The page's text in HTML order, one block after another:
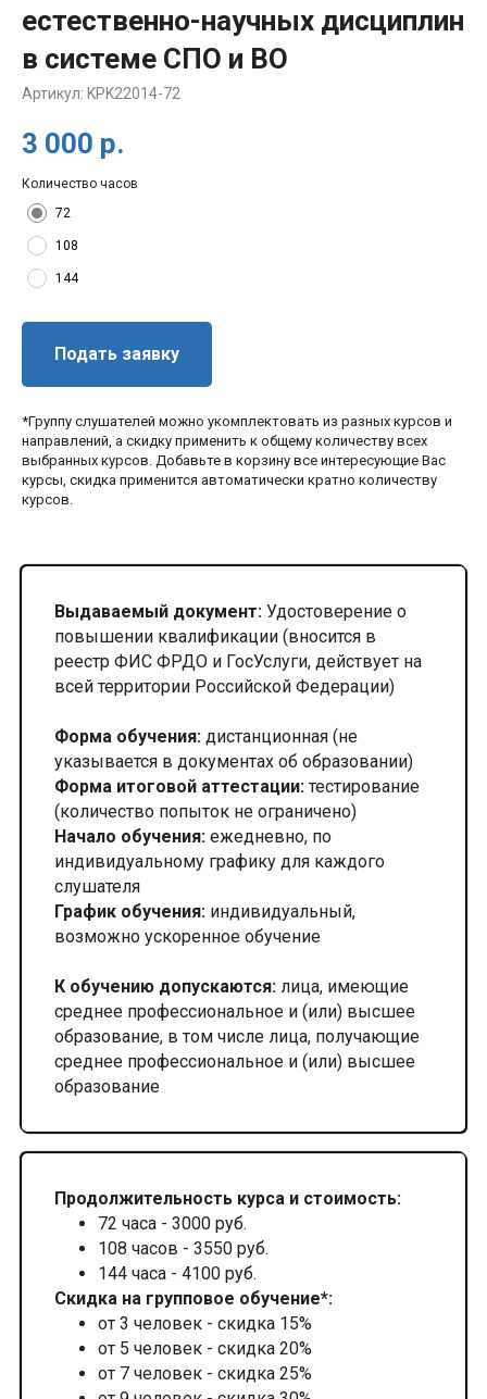
естественно-научных дисциплин
в системе СПО и ВО
Артикул: KPK22014-72
3 000 р.
Количество часов
72
108
144
Подать заявку
*Группу слушателей можно укомплектовать из разных курсов и
направлений, а скидку применить к общему количеству всех
выбранных курсов. Добавьте в корзину все интересующие Вас
курсы, скидка применится автоматически кратно количеству
курсов.
Выдаваемый документ: Удостоверение о
повышении квалификации (вносится в
реестр ФИС ФРДО и ГосУслуги, действует на
всей территории Российской Федерации)
Форма обучения: дистанционная (не
указывается в документах об образовании)
Форма итоговой аттестации: тестирование
(количество попыток не ограничено)
Начало обучения: ежедневно, по
индивидуальному графику для каждого
слушателя
График обучения: индивидуальный,
возможно ускоренное обучение
К обучению допускаются: лица, имеющие
среднее профессиональное и (или) высшее
образование, в том числе лица, получающие
среднее профессиональное и (или) высшее
образование
Продолжительность курса и стоимость:
72 часа - 3000 руб.
108 часов - 3550 руб.
144 часа - 4100 руб.
Скидка на групповое обучение*:
от 3 человек - скидка 15%
от 5 человек - скидка 20%
от 7 человек - скидка 25%